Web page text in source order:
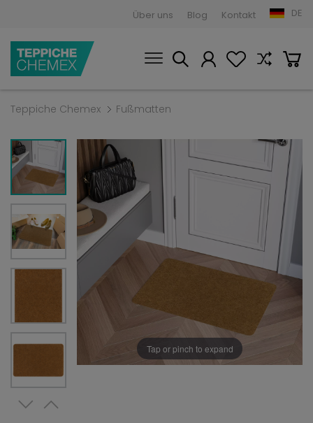
Über uns Blog Kontakt DE
Teppiche Chemex Fußmatten
Tap or pinch to expand